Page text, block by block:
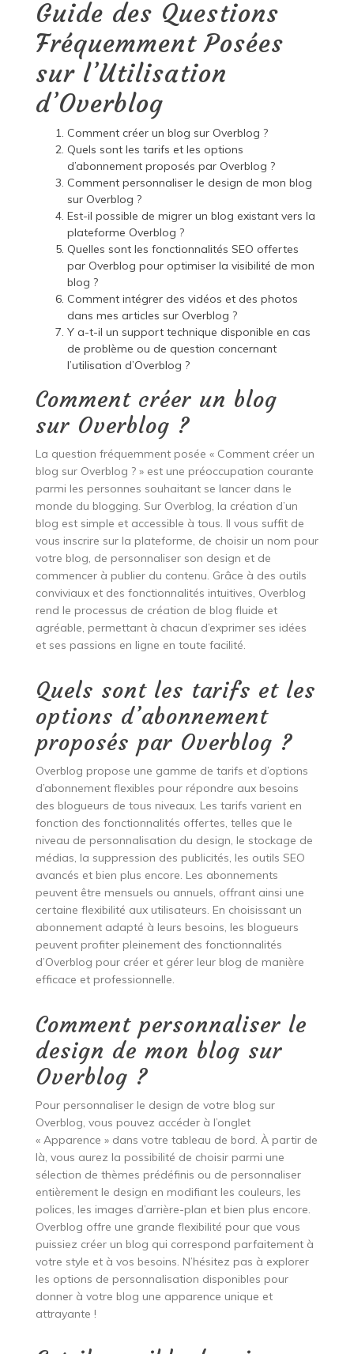
Guide des Questions
Fréquemment Posées
sur l’Utilisation
d’Overblog
Comment créer un blog sur Overblog ?
Quels sont les tarifs et les options
d’abonnement proposés par Overblog ?
Comment personnaliser le design de mon blog
sur Overblog ?
Est-il possible de migrer un blog existant vers la
plateforme Overblog ?
Quelles sont les fonctionnalités SEO offertes
par Overblog pour optimiser la visibilité de mon
blog ?
Comment intégrer des vidéos et des photos
dans mes articles sur Overblog ?
Y a-t-il un support technique disponible en cas
de problème ou de question concernant
l’utilisation d’Overblog ?
Comment créer un blog
sur Overblog ?
La question fréquemment posée « Comment créer un
blog sur Overblog ? » est une préoccupation courante
parmi les personnes souhaitant se lancer dans le
monde du blogging. Sur Overblog, la création d’un
blog est simple et accessible à tous. Il vous suffit de
vous inscrire sur la plateforme, de choisir un nom pour
votre blog, de personnaliser son design et de
commencer à publier du contenu. Grâce à des outils
conviviaux et des fonctionnalités intuitives, Overblog
rend le processus de création de blog fluide et
agréable, permettant à chacun d’exprimer ses idées
et ses passions en ligne en toute facilité.
Quels sont les tarifs et les
options d’abonnement
proposés par Overblog ?
Overblog propose une gamme de tarifs et d’options
d’abonnement flexibles pour répondre aux besoins
des blogueurs de tous niveaux. Les tarifs varient en
fonction des fonctionnalités offertes, telles que le
niveau de personnalisation du design, le stockage de
médias, la suppression des publicités, les outils SEO
avancés et bien plus encore. Les abonnements
peuvent être mensuels ou annuels, offrant ainsi une
certaine flexibilité aux utilisateurs. En choisissant un
abonnement adapté à leurs besoins, les blogueurs
peuvent profiter pleinement des fonctionnalités
d’Overblog pour créer et gérer leur blog de manière
efficace et professionnelle.
Comment personnaliser le
design de mon blog sur
Overblog ?
Pour personnaliser le design de votre blog sur
Overblog, vous pouvez accéder à l’onglet
« Apparence » dans votre tableau de bord. À partir de
là, vous aurez la possibilité de choisir parmi une
sélection de thèmes prédéfinis ou de personnaliser
entièrement le design en modifiant les couleurs, les
polices, les images d’arrière-plan et bien plus encore.
Overblog offre une grande flexibilité pour que vous
puissiez créer un blog qui correspond parfaitement à
votre style et à vos besoins. N’hésitez pas à explorer
les options de personnalisation disponibles pour
donner à votre blog une apparence unique et
attrayante !